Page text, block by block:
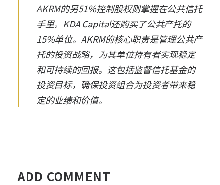
AKRM的另51%控制股权则掌握在公共信托
手里。KDA Capital还购买了公共产托的
15%单位。 AKRM的核心职责是管理公共产
托的投资战略，为其单位持有者实现稳定
和可持续的回报。这包括监督信托基金的
投资目标，确保投资组合为投资者带来稳
定的业绩和价值。
ADD COMMENT